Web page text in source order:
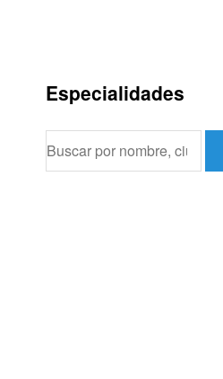
Especialidades